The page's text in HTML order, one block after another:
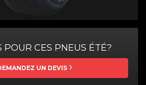
POUR CES PNEUS ÉTÉ?
UN DEVIS